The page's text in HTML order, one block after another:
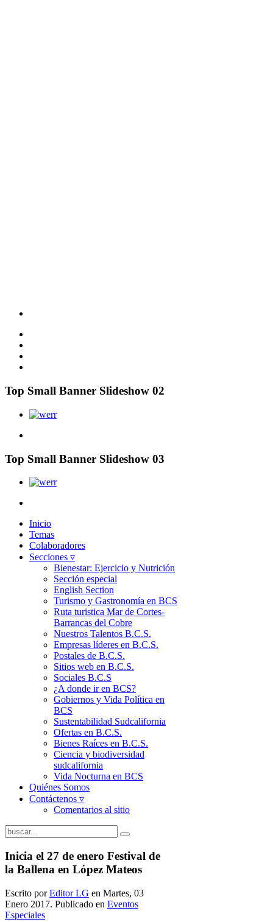
Top Small Banner Slideshow 02
Top Small Banner Slideshow 03
Inicio
Temas
Colaboradores
Secciones ▿
Bienestar: Ejercicio y Nutrición
Sección especial
English Section
Turismo y Gastronomía en BCS
Ruta turistica Mar de Cortes-
Barrancas del Cobre
Nuestros Talentos B.C.S.
Empresas líderes en B.C.S.
Postales de B.C.S.
Sitios web en B.C.S.
Sociales B.C.S
¿A donde ir en BCS?
Gobiernos y Vida Política en
BCS
Sustentabilidad Sudcalifornia
Ofertas en B.C.S.
Bienes Raíces en B.C.S.
Ciencia y biodiversidad
sudcalifornia
Vida Nocturna en BCS
Quiénes Somos
Contáctenos ▿
Comentarios al sitio
Inicia el 27 de enero Festival de
la Ballena en López Mateos
Escrito porEditor LG en Martes, 03
Enero 2017. Publicado en Eventos
Especiales